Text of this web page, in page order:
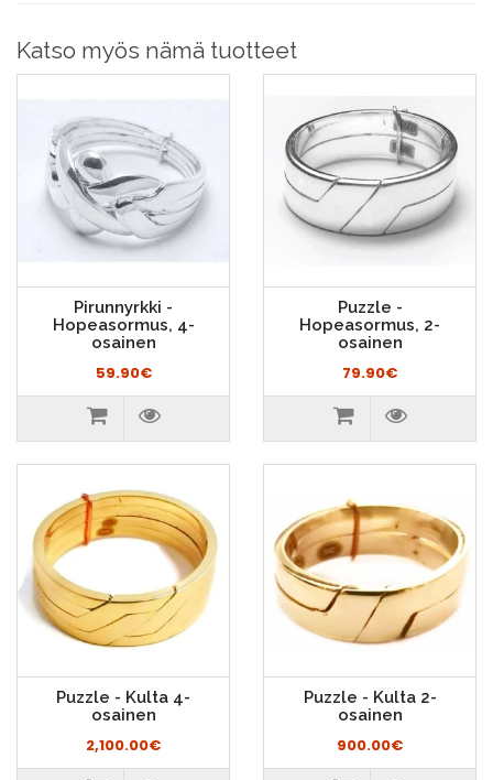
Katso myös nämä tuotteet
Pirunnyrkki -
Hopeasormus, 4-
osainen
59.90€
Puzzle -
Hopeasormus, 2-
osainen
79.90€
Puzzle - Kulta 4-
osainen
2,100.00€
Puzzle - Kulta 2-
osainen
900.00€